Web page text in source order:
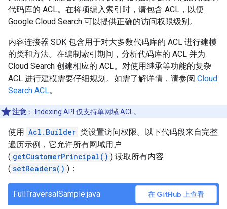
代码库的 ACL。在将项编入索引时，请包含 ACL，以便
Google Cloud Search 可以提供正确的访问权限级别。
内容连接器 SDK 包含用于对大多数代码库的 ACL 进行建模
的类和方法。在编制索引期间，分析代码库的 ACL 并为
Cloud Search 创建相应的 ACL。对使用继承等功能的复杂
ACL 进行建模需要仔细规划。如需了解详情，请参阅 Cloud
Search ACL。
注意 ： Indexing API 仅支持单网域 ACL。
使用 Acl.Builder 类设置访问权限。以下代码段来自完整
遍历示例，它允许所有网域用户
( getCustomerPrincipal() ) 读取所有内容
( setReaders() )：
FullTraversalSample.java 在 GitHub 上查看